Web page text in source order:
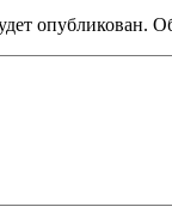
опубликован.